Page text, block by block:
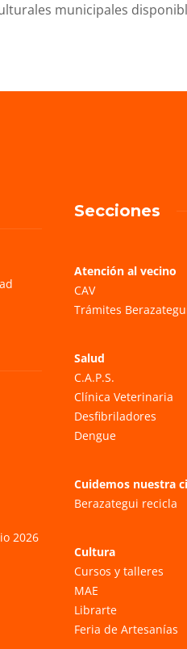
municipales
2026
Secciones
Atención al vecino
CAV
Trámites
Salud
C.A.P.S.
Clínica Veterinaria
Desfibriladores
Dengue
Cuidemos nuestra
Berazategui recicla
Cultura
Cursos y talleres
MAE
Librarte
Feria de Artesanías